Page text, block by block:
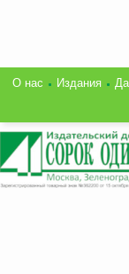
О нас Издания